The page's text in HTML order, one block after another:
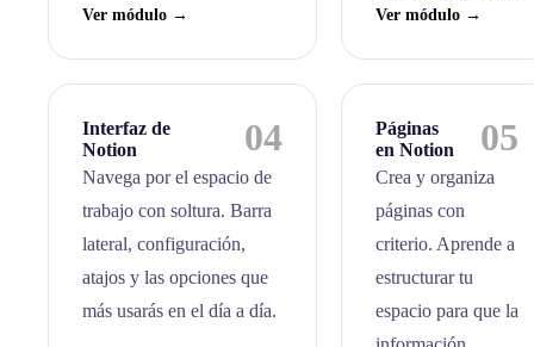
Ver módulo → Ver módulo →
Interfaz de
Notion
04
Navega por el espacio de
trabajo con soltura. Barra
lateral, configuración,
atajos y las opciones que
más usarás en el día a día.
Páginas
en Notion
05
Crea y organiza
páginas con
criterio. Aprende a
estructurar tu
espacio para que la